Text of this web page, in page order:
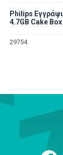
Philips
4.7GB Cake
29754